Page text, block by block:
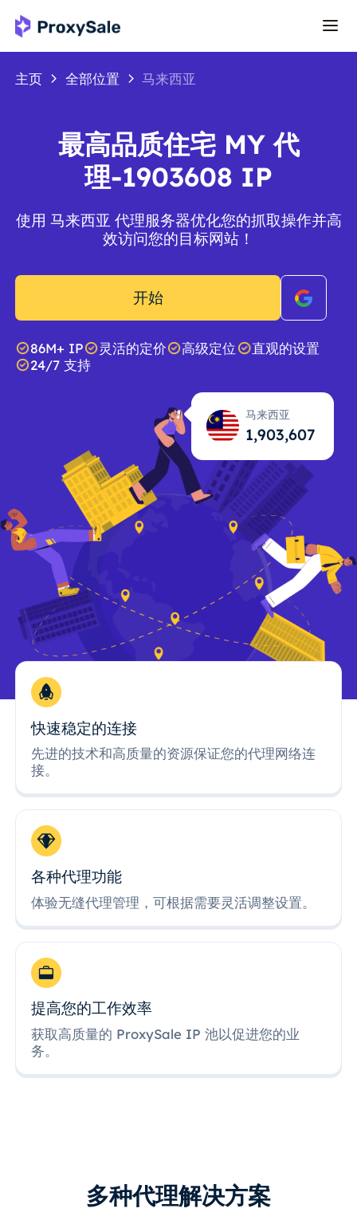
主页 全部位置 马来西亚
最高品质住宅 MY 代
理-1903608 IP
使用 马来西亚 代理服务器优化您的抓取操作并高
效访问您的目标网站！
开始
86M+ IP 灵活的定价 高级定位
直观的设置
24/7 支持
马来西亚
1,903,608
快速稳定的连接
先进的技术和高质量的资源保证您的代理网络连
接。
各种代理功能
体验无缝代理管理，可根据需要灵活调整设置。
提高您的工作效率
获取高质量的 ProxySale IP 池以促进您的业
务。
多种代理解决方案